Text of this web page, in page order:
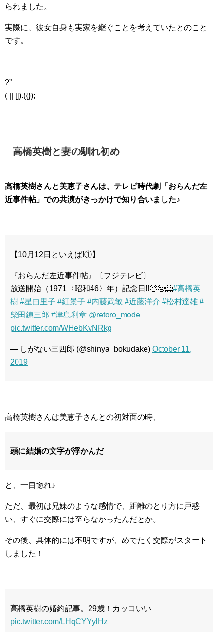
られました。
実際に、彼女自身も実家を継ぐことを考えていたとのこと
です。
?”
( || []).({});
高橋英樹と妻の馴れ初め
高橋英樹さんと美恵子さんは、テレビ時代劇「おらんだ左
近事件帖」での共演がきっかけで知り合いました♪
【10月12日といえば!①】
『おらんだ左近事件帖』〔フジテレビ〕
放送開始（1971〈昭和46〉年）記念日!!🧐😤🤗#高橋英
樹 #星由里子 #紅景子 #内藤武敏 #近藤洋介 #松村達雄 #
柴田錬三郎 #津島利章 @retoro_mode
pic.twitter.com/WHebKvNRkg
— しがない三四郎 (@shinya_bokudake) October 11,
2019
高橋英樹さんは美恵子さんとの初対面の時、
頭に結婚の文字が浮かんだ
と、一目惚れ♪
ただ、最初は兄妹のような感情で、距離のとり方に戸惑
い、すぐに交際には至らなかったんだとか。
その後、具体的には不明ですが、めでたく交際がスタート
しました！
高橋英樹の婚約記事。29歳！カッコいい
pic.twitter.com/LHqCYYylHz